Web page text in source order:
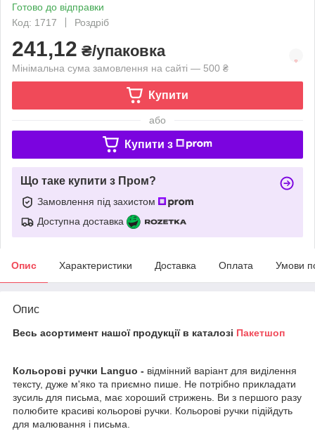
Готово до відправки
Код: 1717
Роздріб
241,12 ₴/упаковка
Мінімальна сума замовлення на сайті — 500 ₴
Купити
або
Купити з
Що таке купити з Пром?
Замовлення під захистом
Доступна доставка
Опис Характеристики Доставка Оплата Умови
Опис
Весь асортимент нашої продукції в каталозі Пакетшоп
Кольорові ручки Languo - відмінний варіант для виділення
тексту, дуже м'яко та приємно пише. Не потрібно прикладати
зусиль для письма, має хороший стрижень. Ви з першого разу
полюбите красиві кольорові ручки. Кольорові ручки підійдуть
для малювання і письма.